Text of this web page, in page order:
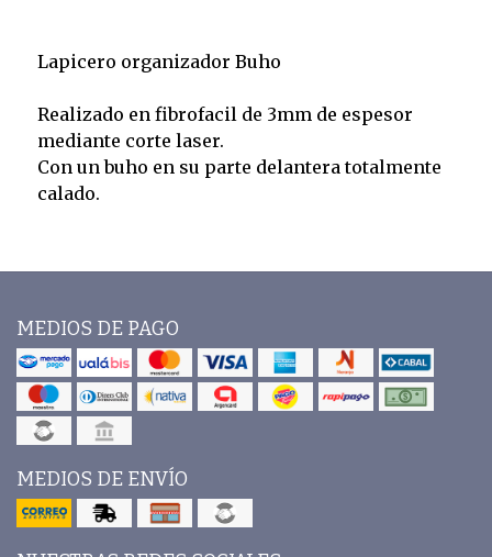
Lapicero organizador Buho
Realizado en fibrofacil de 3mm de espesor
mediante corte laser.
Con un buho en su parte delantera totalmente
calado.
MEDIOS DE PAGO
MEDIOS DE ENVÍO